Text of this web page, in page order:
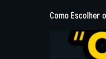
Como Escolher